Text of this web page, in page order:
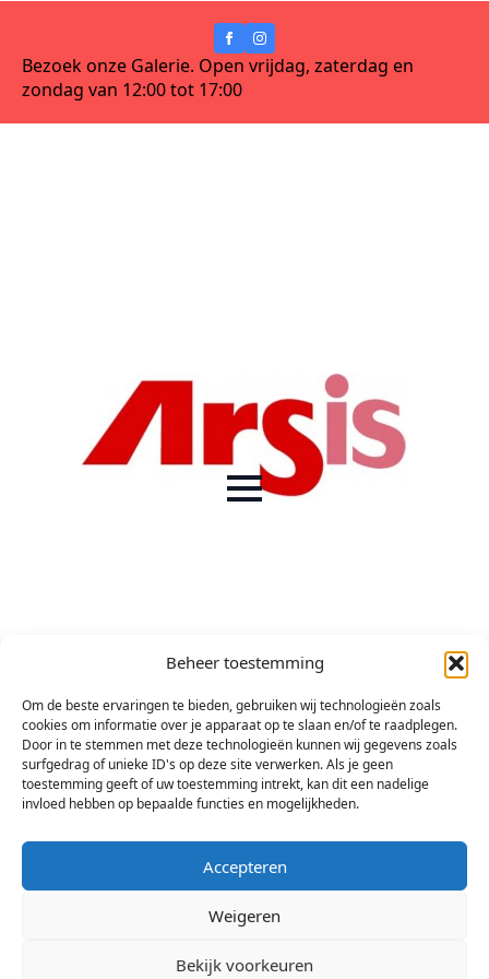
Beheer toestemming
Om de beste ervaringen te bieden, gebruiken wij technologieën zoals
cookies om informatie over je apparaat op te slaan en/of te raadplegen.
Door in te stemmen met deze technologieën kunnen wij gegevens zoals
surfgedrag of unieke ID's op deze site verwerken. Als je geen
toestemming geeft of uw toestemming intrekt, kan dit een nadelige
invloed hebben op bepaalde functies en mogelijkheden.
Accepteren
Weigeren
Bekijk voorkeuren
Bezoek onze Galerie. Open vrijdag, zaterdag en
zondag van 12:00 tot 17:00